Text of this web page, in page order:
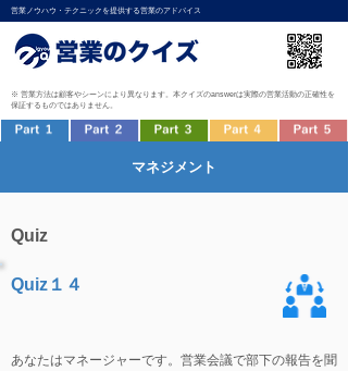
営業ノウハウ・テクニックを提供する営業のアドバイス
※ 営業方法は顧客やシーンにより異なります。本クイズのanswerは実際の営業活動の正確性を
保証するものではありません。
マネジメント
Quiz
Quiz１４
あなたはマネージャーです。営業会議で部下の報告を聞